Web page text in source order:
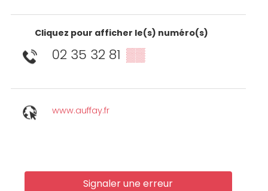
Cliquez pour afficher le(s) numéro(s)
02 35 32 81 ▒▒
www.auffay.fr
Signaler une erreur